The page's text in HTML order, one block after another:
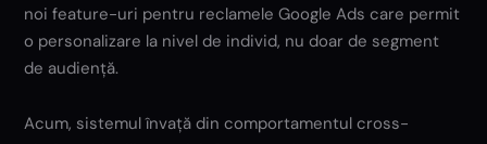
noi feature-uri pentru reclamele Google Ads care permit
o personalizare la nivel de individ, nu doar de segment
de audiență.
Acum, sistemul învață din comportamentul cross-